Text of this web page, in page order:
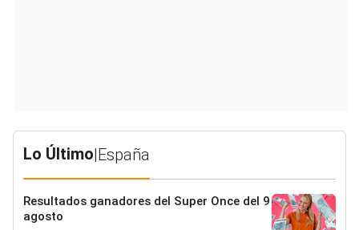
Lo Último|España
Resultados ganadores del Super Once del 9
agosto